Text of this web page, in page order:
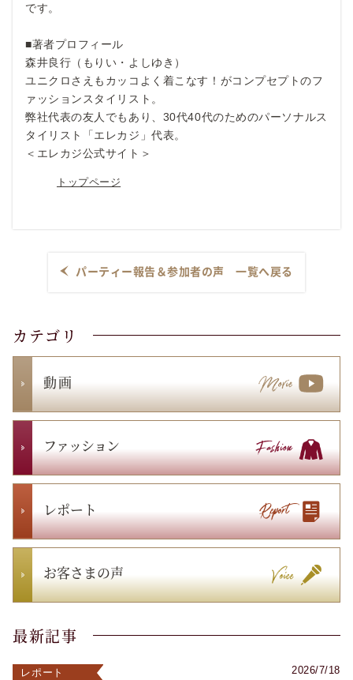
です。
■著者プロフィール
森井良行（もりい・よしゆき）
ユニクロさえもカッコよく着こなす！がコンプセプトのフ
ァッションスタイリスト。
弊社代表の友人でもあり、30代40代のためのパーソナルス
タイリスト「エレカジ」代表。
＜エレカジ公式サイト＞
トップページ
パーティー報告＆参加者の声 一覧へ戻る
カテゴリ
動 画
ファッション
レポート
お客さまの声
最新記事
2026/7/18
レポート